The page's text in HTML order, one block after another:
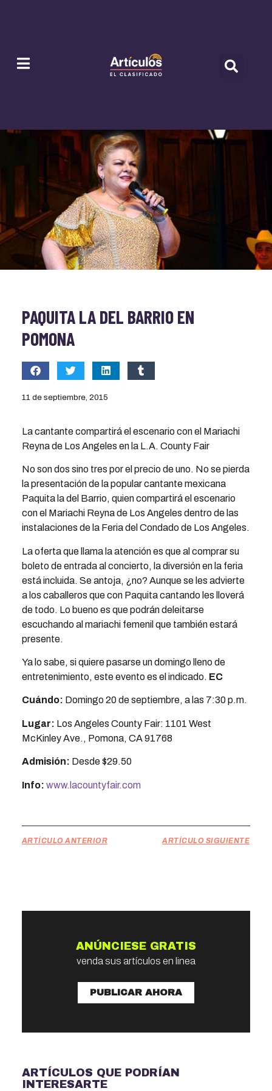
PAQUITA LA DEL BARRIO EN
POMONA
11 de septiembre, 2015
La cantante compartirá el escenario con el Mariachi
Reyna de Los Angeles en la L.A. County Fair
No son dos sino tres por el precio de uno. No se pierda
la presentación de la popular cantante mexicana
Paquita la del Barrio, quien compartirá el escenario
con el Mariachi Reyna de Los Angeles dentro de las
instalaciones de la Feria del Condado de Los Angeles.
La oferta que llama la atención es que al comprar su
boleto de entrada al concierto, la diversión en la feria
está incluida. Se antoja, ¿no? Aunque se les advierte
a los caballeros que con Paquita cantando les lloverá
de todo. Lo bueno es que podrán deleitarse
escuchando al mariachi femenil que también estará
presente.
Ya lo sabe, si quiere pasarse un domingo lleno de
entretenimiento, este evento es el indicado. EC
Cuándo: Domingo 20 de septiembre, a las 7:30 p.m.
Lugar: Los Angeles County Fair: 1101 West
McKinley Ave., Pomona, CA 91768
Admisión: Desde $29.50
Info: www.lacountyfair.com
ARTÍCULO ANTERIOR ARTÍCULO SIGUIENTE
ANÚNCIESE GRATIS
venda sus artículos en linea
PUBLICAR AHORA
ARTÍCULOS QUE PODRÍAN
INTERESARTE